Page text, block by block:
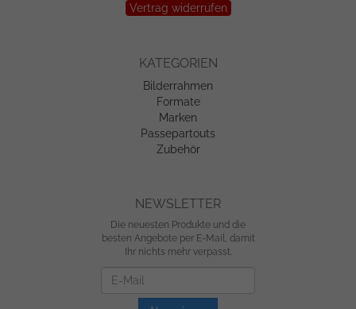
Vertrag widerrufen
KATEGORIEN
Bilderrahmen
Formate
Marken
Passepartouts
Zubehör
NEWSLETTER
Die neuesten Produkte und die
besten Angebote per E-Mail, damit
Ihr nichts mehr verpasst.